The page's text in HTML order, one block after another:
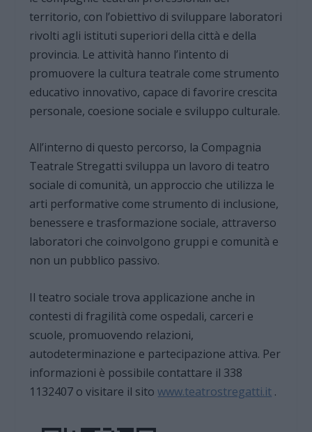
territorio, con l’obiettivo di sviluppare laboratori
rivolti agli istituti superiori della città e della
provincia. Le attività hanno l’intento di
promuovere la cultura teatrale come strumento
educativo innovativo, capace di favorire crescita
personale, coesione sociale e sviluppo culturale.
All’interno di questo percorso, la Compagnia
Teatrale Stregatti sviluppa un lavoro di teatro
sociale di comunità, un approccio che utilizza le
arti performative come strumento di inclusione,
benessere e trasformazione sociale, attraverso
laboratori che coinvolgono gruppi e comunità e
non un pubblico passivo.
Il teatro sociale trova applicazione anche in
contesti di fragilità come ospedali, carceri e
scuole, promuovendo relazioni,
autodeterminazione e partecipazione attiva. Per
informazioni è possibile contattare il 338
1132407 o visitare il sitowww.teatrostregatti.it .